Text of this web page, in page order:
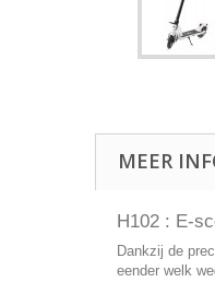
MEER
H102 : E-
Dankzij de
eender welk